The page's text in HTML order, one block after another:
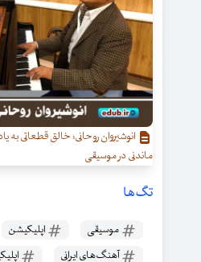
انوشیروان روحانی؛ خالق قطعاتی به
ماندنی در موسیقی
تگ‌ها
موسیقی اپلیکیشن
آهنگ‌های ایرانی